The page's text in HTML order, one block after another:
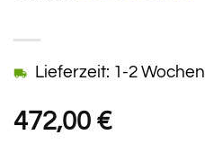
472,00 €
Lieferzeit: 1-2 Wochen